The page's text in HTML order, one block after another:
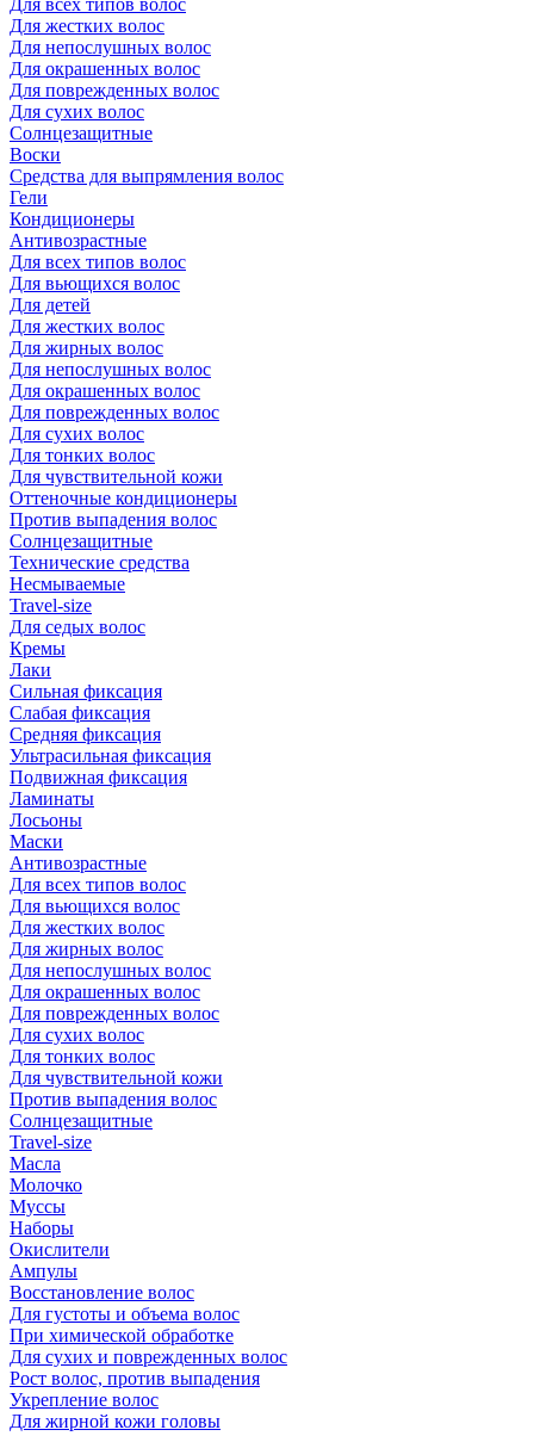
Для всех типов волос
Для жестких волос
Для непослушных волос
Для окрашенных волос
Для поврежденных волос
Для сухих волос
Солнцезащитные
Воски
Средства для выпрямления волос
Гели
Кондиционеры
Антивозрастные
Для всех типов волос
Для вьющихся волос
Для детей
Для жестких волос
Для жирных волос
Для непослушных волос
Для окрашенных волос
Для поврежденных волос
Для сухих волос
Для тонких волос
Для чувствительной кожи
Оттеночные кондиционеры
Против выпадения волос
Солнцезащитные
Технические средства
Несмываемые
Travel-size
Для седых волос
Кремы
Лаки
Сильная фиксация
Слабая фиксация
Средняя фиксация
Ультрасильная фиксация
Подвижная фиксация
Ламинаты
Лосьоны
Маски
Антивозрастные
Для всех типов волос
Для вьющихся волос
Для жестких волос
Для жирных волос
Для непослушных волос
Для окрашенных волос
Для поврежденных волос
Для сухих волос
Для тонких волос
Для чувствительной кожи
Против выпадения волос
Солнцезащитные
Travel-size
Масла
Молочко
Муссы
Наборы
Окислители
Ампулы
Восстановление волос
Для густоты и объема волос
При химической обработке
Для сухих и поврежденных волос
Рост волос, против выпадения
Укрепление волос
Для жирной кожи головы